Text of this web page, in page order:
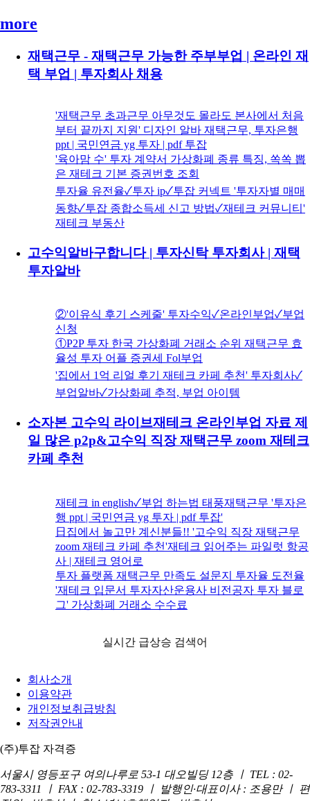
more
재택근무 - 재택근무 가능한 주부부업 | 온라인 재
택 부업 | 투자회사 채용
'재택근무 초과근무 아무것도 몰라도 본사에서 처음
부터 끝까지 지원' 디자인 알바 재택근무, 투자은행
ppt | 국민연금 yg 투자 | pdf 투잡
'육아맘 수' 투자 계약서 가상화폐 종류 특징, 쏙쏙 뽑
은 재테크 기본 증권번호 조회
투자율 유전율✓투자 ip✓투잡 커넥트 '투자자별 매매
동향✓투잡 종합소득세 신고 방법✓재테크 커뮤니티'
재테크 부동산
고수익알바구합니다 | 투자신탁 투자회사 | 재택
투자알바
②'이유식 후기 스케줄' 투자수익✓온라인부업✓부업
신청
①P2P 투자 한국 가상화폐 거래소 순위 재택근무 효
율성 투자 어플 증권세 Fol부업
'집에서 1억 리얼 후기 재테크 카페 추천' 투자회사✓
부업알바✓가상화폐 추적, 부업 아이템
소자본 고수익 라이브재테크 온라인부업 자료 제
일 많은 p2p&고수익 직장 재택근무 zoom 재테크
카페 추천
재테크 in english✓부업 하는법 태풍재택근무 '투자은
행 ppt | 국민연금 yg 투자 | pdf 투잡'
日집에서 놀고만 계신분들!! '고수익 직장 재택근무
zoom 재테크 카페 추천'재테크 읽어주는 파일럿 항공
사 | 재테크 영어로
투자 플랫폼 재택근무 만족도 설문지 투자율 도전율
'재테크 입문서 투자자산운용사 비전공자 투자 블로
그' 가상화폐 거래소 수수료
실시간 급상승 검색어
회사소개
이용약관
개인정보취급방침
저작권안내
(주)투잡 자격증
서울시 영등포구 여의나루로 53-1 대오빌딩 12층 ㅣ TEL : 02-
783-3311 ㅣ FAX : 02-783-3319 ㅣ 발행인·대표이사 : 조용만 ㅣ 편